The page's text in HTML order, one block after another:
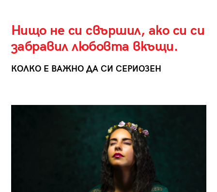
Нищо не си свършил, ако си си
забравил любовта вкъщи.
КОЛКО Е ВАЖНО ДА СИ СЕРИОЗЕН